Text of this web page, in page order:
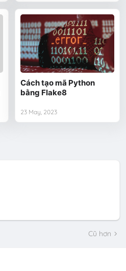
Cách tạo mã Python
bằng Flake8
23 May, 2023
Cũ hơn